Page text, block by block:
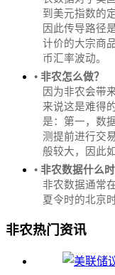
到美元指数的
因此传导路径
计价的大宗商
币汇率波动。
• 非农怎么做？
因为非农会带
来说这是难得
是：第一，数
测提前进行交
般较大，因此
• 非农数据什么
非农数据通常
夏令时的北京
非农热门资讯